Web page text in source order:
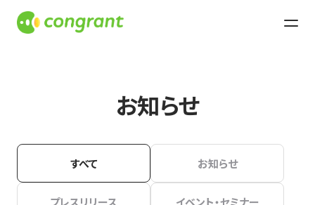
お知らせ
すべて お知らせ
プレスリリース イベント・セミナー